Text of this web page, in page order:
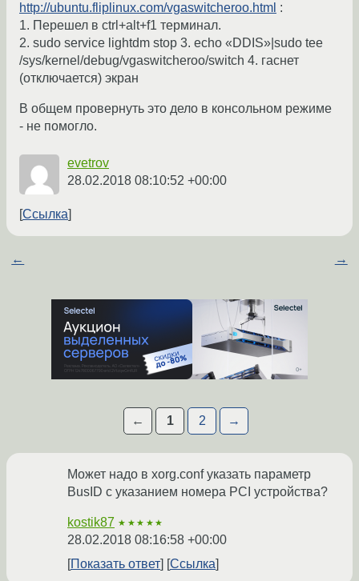
http://ubuntu.fliplinux.com/vgaswitcheroo.html :
1. Перешел в ctrl+alt+f1 терминал.
2. sudo service lightdm stop 3. echo «DDIS»|sudo tee
/sys/kernel/debug/vgaswitcheroo/switch 4. гаснет
(отключается) экран
В общем провернуть это дело в консольном режиме
- не помогло.
evetrov
28.02.2018 08:10:52 +00:00
Ссылка
← →
← 1 2 →
Может надо в xorg.conf указать параметр
BusID с указанием номера PCI устройства?
kostik87 ★★★★★
28.02.2018 08:16:58 +00:00
Показать ответ
Ссылка